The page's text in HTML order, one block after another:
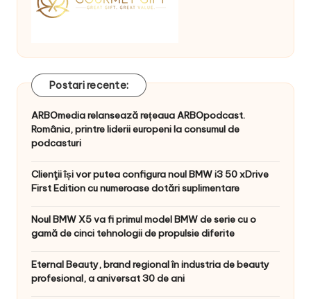
Postari recente:
ARBOmedia relansează rețeaua ARBOpodcast.
România, printre liderii europeni la consumul de
podcasturi
Clienţii își vor putea configura noul BMW i3 50 xDrive
First Edition cu numeroase dotări suplimentare
Noul BMW X5 va fi primul model BMW de serie cu o
gamă de cinci tehnologii de propulsie diferite
Eternal Beauty, brand regional în industria de beauty
profesional, a aniversat 30 de ani